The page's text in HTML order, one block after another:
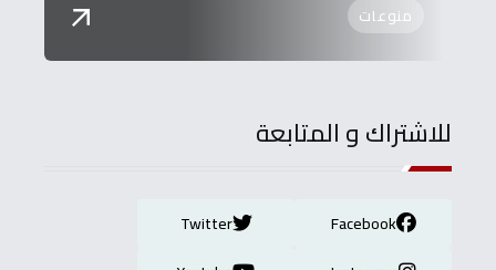
منوعات
للاشتراك و المتابعة
Facebook
Twitter